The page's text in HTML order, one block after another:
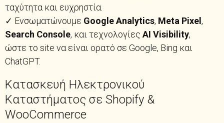
ταχύτητα και ευχρηστία.
✓ Ενσωματώνουμε Google Analytics, Meta Pixel ,
Search Console, και τεχνολογίες AI Visibility,
ώστε το site να είναι ορατό σε Google, Bing και
ChatGPT.
Κατασκευή Ηλεκτρονικού
Καταστήματος σε Shopify &
WooCommerce